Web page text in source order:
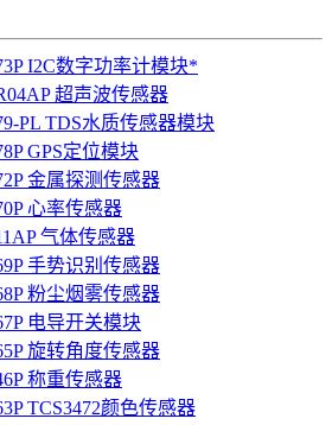
I2C数字功率计模块*
超声波传感器
PL TDS水质传感器模块
GPS定位模块
金属探测传感器
心率传感器
气体传感器
手势识别传感器
粉尘烟雾传感器
电导开关模块
旋转角度传感器
称重传感器
TCS3472颜色传感器